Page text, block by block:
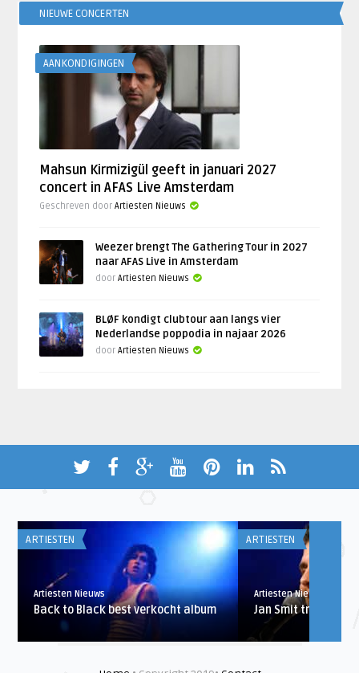
NIEUWE CONCERTEN
AANKONDIGINGEN
Mahsun Kirmizigül geeft in januari 2027
concert in AFAS Live Amsterdam
Geschreven doorArtiesten Nieuws
Weezer brengt The Gathering Tour in 2027
naar AFAS Live in Amsterdam
doorArtiesten Nieuws
BLØF kondigt clubtour aan langs vier
Nederlandse poppodia in najaar 2026
doorArtiesten Nieuws
ARTIESTEN
Artiesten Nieuws
Back to Black best verkocht album
ARTIESTEN
Artiesten Nieuws
Jan Smit trouwt